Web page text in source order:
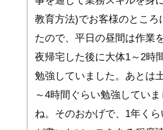
教育方法)でお客様のところ
たので、平日の昼間は作業
夜帰宅した後に大体1～2時
勉強していました。あとは
～4時間ぐらい勉強していま
ね。そのおかげで、1年くら